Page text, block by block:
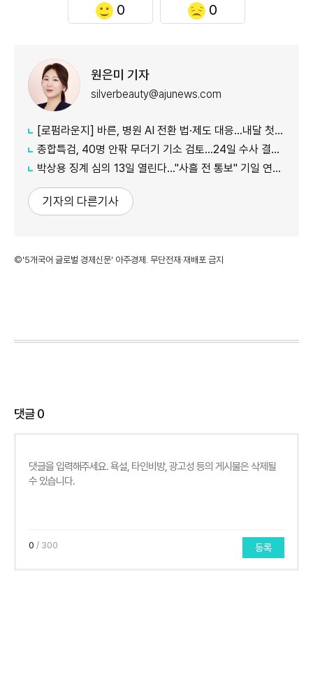
0 0
원은미 기자
silverbeauty@ajunews.com
[로펌라운지] 바른, 병원 AI 전환 법·제도 대응…내달 첫 혁신 리더스 포럼
종합특검, 40명 안팎 무더기 기소 검토…24일 수사 결과 발표
박상용 징계 심의 13일 열린다…"사흘 전 통보" 기일 연기 신청
기자의 다른기사
©'5개국어 글로벌 경제신문' 아주경제. 무단전재·재배포 금지
댓글0
0 / 300 등록